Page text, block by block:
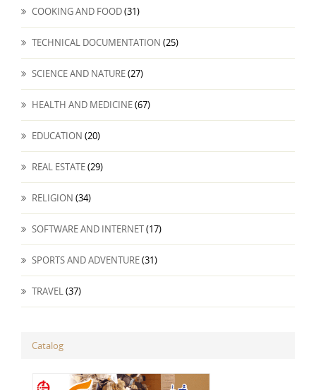
COOKING AND FOOD(31)
TECHNICAL DOCUMENTATION (25)
SCIENCE AND NATURE(27)
HEALTH AND MEDICINE(67)
EDUCATION (20)
REAL ESTATE(29)
RELIGION (34)
SOFTWARE AND INTERNET(17)
SPORTS AND ADVENTURE(31)
TRAVEL(37)
Catalog